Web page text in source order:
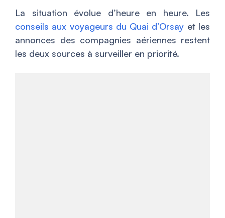
La situation évolue d’heure en heure. Les
conseils aux voyageurs du Quai d’Orsay et les
annonces des compagnies aériennes restent
les deux sources à surveiller en priorité.